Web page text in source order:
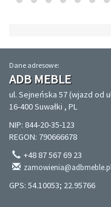
Dane adresowe:
ADB MEBLE
ul. Sejneńska 57 (wjazd od
16-400 Suwałki , PL
NIP: 844-20-35-123
REGON: 790666678
+48 87 567 69 23
GPS: 54.10053; 22.95766